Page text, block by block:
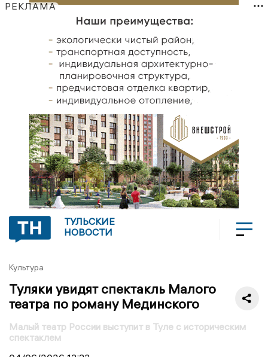
РЕКЛАМА
ТУЛЬСКИЕ
НОВОСТИ
Культура
Туляки увидят спектакль Малого
театра по роману Мединского
Малый театр России выступит в Туле с историческим
спектаклем